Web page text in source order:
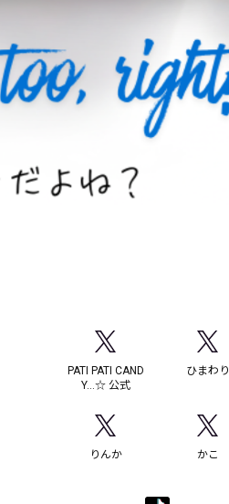
PATI PATI CAND
Y…☆ 公式
ひまわり
りんか かこ